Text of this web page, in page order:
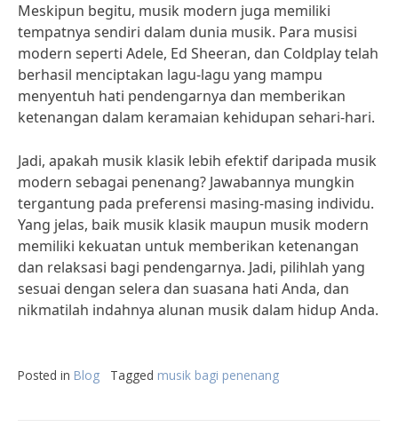
Meskipun begitu, musik modern juga memiliki
tempatnya sendiri dalam dunia musik. Para musisi
modern seperti Adele, Ed Sheeran, dan Coldplay telah
berhasil menciptakan lagu-lagu yang mampu
menyentuh hati pendengarnya dan memberikan
ketenangan dalam keramaian kehidupan sehari-hari.
Jadi, apakah musik klasik lebih efektif daripada musik
modern sebagai penenang? Jawabannya mungkin
tergantung pada preferensi masing-masing individu.
Yang jelas, baik musik klasik maupun musik modern
memiliki kekuatan untuk memberikan ketenangan
dan relaksasi bagi pendengarnya. Jadi, pilihlah yang
sesuai dengan selera dan suasana hati Anda, dan
nikmatilah indahnya alunan musik dalam hidup Anda.
Posted in Blog Tagged musik bagi penenang